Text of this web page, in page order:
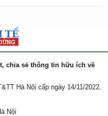
chia sẻ thông tin hữu ích về
Hà Nội cấp ngày 14/11/2022.
Nội